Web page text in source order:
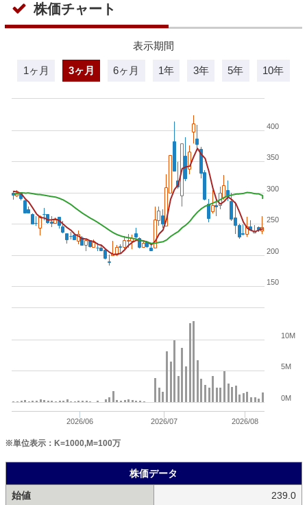
株価チャート
表示期間
1ヶ月 3ヶ月 6ヶ月 1年 3年 5年 10年
2026/06 2026/07 2026/08
150
200
250
300
350
400
0M
5M
10M
※単位表示：K=1000,M=100万
株価データ
始値
239.0